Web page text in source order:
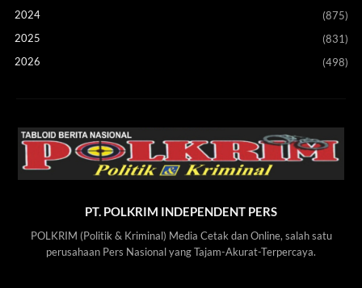
2024
(875)
2025
(831)
2026
(498)
PT. POLKRIM INDEPENDENT PERS
POLKRIM (Politik & Kriminal) Media Cetak dan Online, salah satu
perusahaan Pers Nasional yang Tajam-Akurat-Terpercaya.